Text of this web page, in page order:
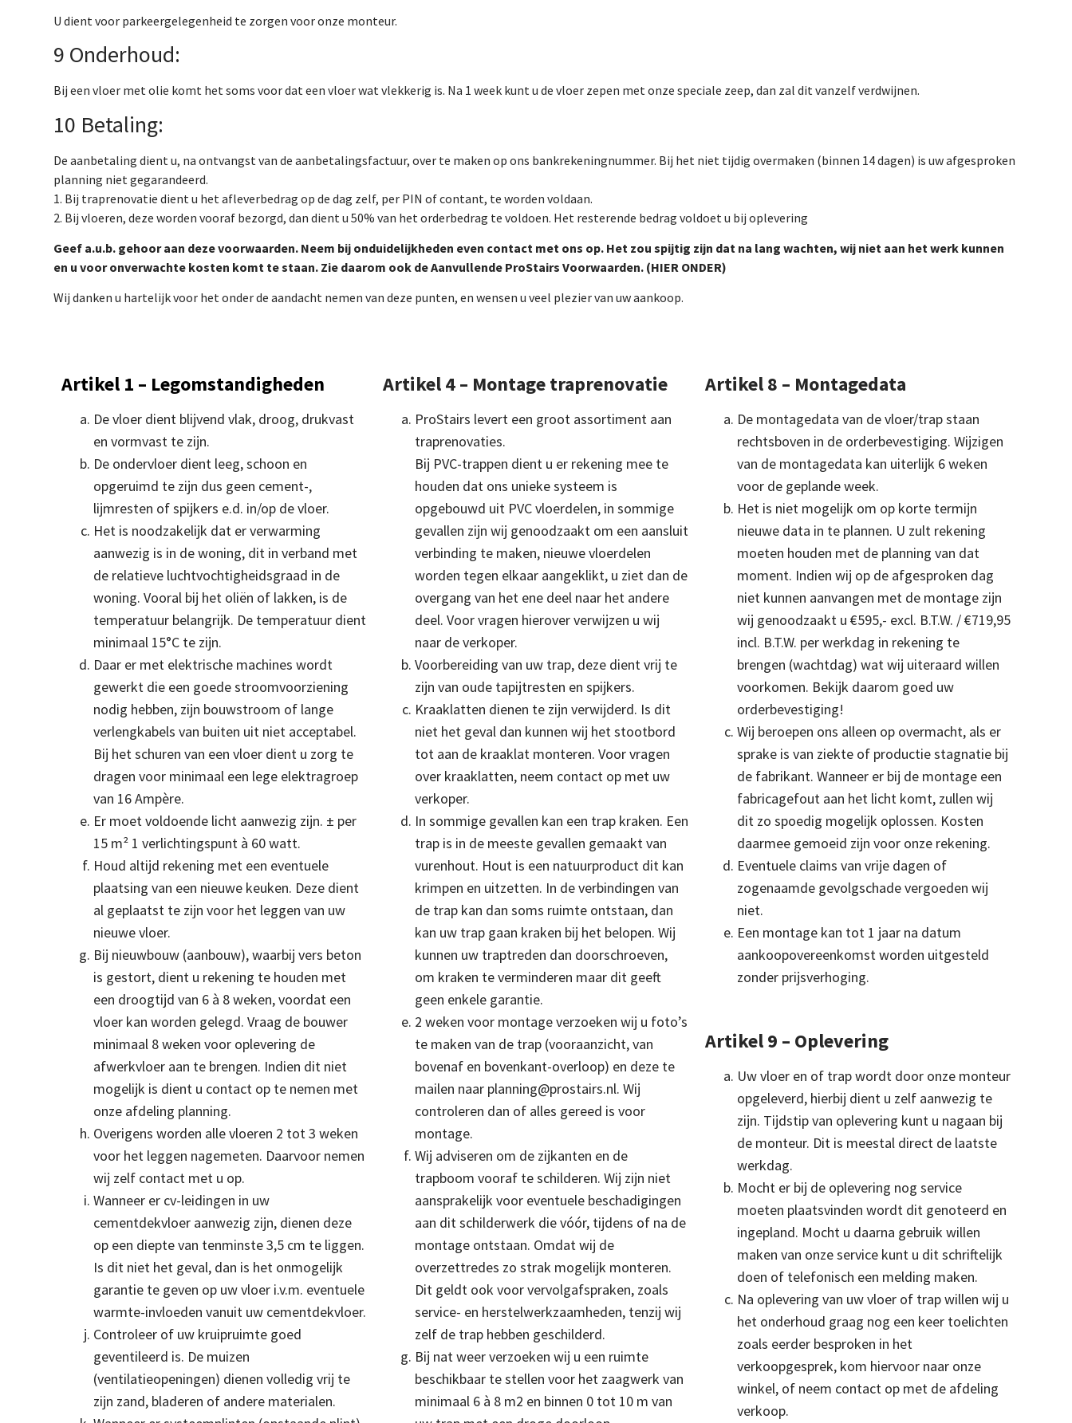
U dient voor parkeergelegenheid te zorgen voor onze monteur.
9 Onderhoud:
Bij een vloer met olie komt het soms voor dat een vloer wat vlekkerig is. Na 1 week kunt u de vloer zepen met onze speciale zeep, dan zal dit vanzelf verdwijnen.
10 Betaling:
De aanbetaling dient u, na ontvangst van de aanbetalingsfactuur, over te maken op ons bankrekeningnummer. Bij het niet tijdig overmaken (binnen 14 dagen) is uw afgesproken
planning niet gegarandeerd.
1. Bij traprenovatie dient u het afleverbedrag op de dag zelf, per PIN of contant, te worden voldaan.
2. Bij vloeren, deze worden vooraf bezorgd, dan dient u 50% van het orderbedrag te voldoen. Het resterende bedrag voldoet u bij oplevering
Geef a.u.b. gehoor aan deze voorwaarden. Neem bij onduidelijkheden even contact met ons op. Het zou spijtig zijn dat na lang wachten, wij niet aan het werk kunnen
en u voor onverwachte kosten komt te staan. Zie daarom ook de Aanvullende ProStairs Voorwaarden. (HIER ONDER)
Wij danken u hartelijk voor het onder de aandacht nemen van deze punten, en wensen u veel plezier van uw aankoop.
Artikel 1 – Legomstandigheden
De vloer dient blijvend vlak, droog, drukvast
en vormvast te zijn.
De ondervloer dient leeg, schoon en
opgeruimd te zijn dus geen cement-,
lijmresten of spijkers e.d. in/op de vloer.
Het is noodzakelijk dat er verwarming
aanwezig is in de woning, dit in verband met
de relatieve luchtvochtigheidsgraad in de
woning. Vooral bij het oliën of lakken, is de
temperatuur belangrijk. De temperatuur dient
minimaal 15°C te zijn.
Daar er met elektrische machines wordt
gewerkt die een goede stroomvoorziening
nodig hebben, zijn bouwstroom of lange
verlengkabels van buiten uit niet acceptabel.
Bij het schuren van een vloer dient u zorg te
dragen voor minimaal een lege elektragroep
van 16 Ampère.
Er moet voldoende licht aanwezig zijn. ± per
15 m² 1 verlichtingspunt à 60 watt.
Houd altijd rekening met een eventuele
plaatsing van een nieuwe keuken. Deze dient
al geplaatst te zijn voor het leggen van uw
nieuwe vloer.
Bij nieuwbouw (aanbouw), waarbij vers beton
is gestort, dient u rekening te houden met
een droogtijd van 6 à 8 weken, voordat een
vloer kan worden gelegd. Vraag de bouwer
minimaal 8 weken voor oplevering de
afwerkvloer aan te brengen. Indien dit niet
mogelijk is dient u contact op te nemen met
onze afdeling planning.
Overigens worden alle vloeren 2 tot 3 weken
voor het leggen nagemeten. Daarvoor nemen
wij zelf contact met u op.
Wanneer er cv-leidingen in uw
cementdekvloer aanwezig zijn, dienen deze
op een diepte van tenminste 3,5 cm te liggen.
Is dit niet het geval, dan is het onmogelijk
garantie te geven op uw vloer i.v.m. eventuele
warmte-invloeden vanuit uw cementdekvloer.
Controleer of uw kruipruimte goed
geventileerd is. De muizen
(ventilatieopeningen) dienen volledig vrij te
zijn zand, bladeren of andere materialen.
Artikel 4 – Montage traprenovatie
ProStairs levert een groot assortiment aan
traprenovaties.
Bij PVC-trappen dient u er rekening mee te
houden dat ons unieke systeem is
opgebouwd uit PVC vloerdelen, in sommige
gevallen zijn wij genoodzaakt om een aansluit
verbinding te maken, nieuwe vloerdelen
worden tegen elkaar aangeklikt, u ziet dan de
overgang van het ene deel naar het andere
deel. Voor vragen hierover verwijzen u wij
naar de verkoper.
Voorbereiding van uw trap, deze dient vrij te
zijn van oude tapijtresten en spijkers.
Kraaklatten dienen te zijn verwijderd. Is dit
niet het geval dan kunnen wij het stootbord
tot aan de kraaklat monteren. Voor vragen
over kraaklatten, neem contact op met uw
verkoper.
In sommige gevallen kan een trap kraken. Een
trap is in de meeste gevallen gemaakt van
vurenhout. Hout is een natuurproduct dit kan
krimpen en uitzetten. In de verbindingen van
de trap kan dan soms ruimte ontstaan, dan
kan uw trap gaan kraken bij het belopen. Wij
kunnen uw traptreden dan doorschroeven,
om kraken te verminderen maar dit geeft
geen enkele garantie.
2 weken voor montage verzoeken wij u foto’s
te maken van de trap (vooraanzicht, van
bovenaf en bovenkant-overloop) en deze te
mailen naar planning@prostairs.nl. Wij
controleren dan of alles gereed is voor
montage.
Wij adviseren om de zijkanten en de
trapboom vooraf te schilderen. Wij zijn niet
aansprakelijk voor eventuele beschadigingen
aan dit schilderwerk die vóór, tijdens of na de
montage ontstaan. Omdat wij de
overzettredes zo strak mogelijk monteren.
Dit geldt ook voor vervolgafspraken, zoals
service- en herstelwerkzaamheden, tenzij wij
zelf de trap hebben geschilderd.
Bij nat weer verzoeken wij u een ruimte
beschikbaar te stellen voor het zaagwerk van
minimaal 6 à 8 m2 en binnen 0 tot 10 m van
Artikel 8 – Montagedata
De montagedata van de vloer/trap staan
rechtsboven in de orderbevestiging. Wijzigen
van de montagedata kan uiterlijk 6 weken
voor de geplande week.
Het is niet mogelijk om op korte termijn
nieuwe data in te plannen. U zult rekening
moeten houden met de planning van dat
moment. Indien wij op de afgesproken dag
niet kunnen aanvangen met de montage zijn
wij genoodzaakt u €595,- excl. B.T.W. / €719,95
incl. B.T.W. per werkdag in rekening te
brengen (wachtdag) wat wij uiteraard willen
voorkomen. Bekijk daarom goed uw
orderbevestiging!
Wij beroepen ons alleen op overmacht, als er
sprake is van ziekte of productie stagnatie bij
de fabrikant. Wanneer er bij de montage een
fabricagefout aan het licht komt, zullen wij
dit zo spoedig mogelijk oplossen. Kosten
daarmee gemoeid zijn voor onze rekening.
Eventuele claims van vrije dagen of
zogenaamde gevolgschade vergoeden wij
niet.
Een montage kan tot 1 jaar na datum
aankoopovereenkomst worden uitgesteld
zonder prijsverhoging.
Artikel 9 – Oplevering
Uw vloer en of trap wordt door onze monteur
opgeleverd, hierbij dient u zelf aanwezig te
zijn. Tijdstip van oplevering kunt u nagaan bij
de monteur. Dit is meestal direct de laatste
werkdag.
Mocht er bij de oplevering nog service
moeten plaatsvinden wordt dit genoteerd en
ingepland. Mocht u daarna gebruik willen
maken van onze service kunt u dit schriftelijk
doen of telefonisch een melding maken.
Na oplevering van uw vloer of trap willen wij u
het onderhoud graag nog een keer toelichten
zoals eerder besproken in het
verkoopgesprek, kom hiervoor naar onze
winkel, of neem contact op met de afdeling
verkoop.